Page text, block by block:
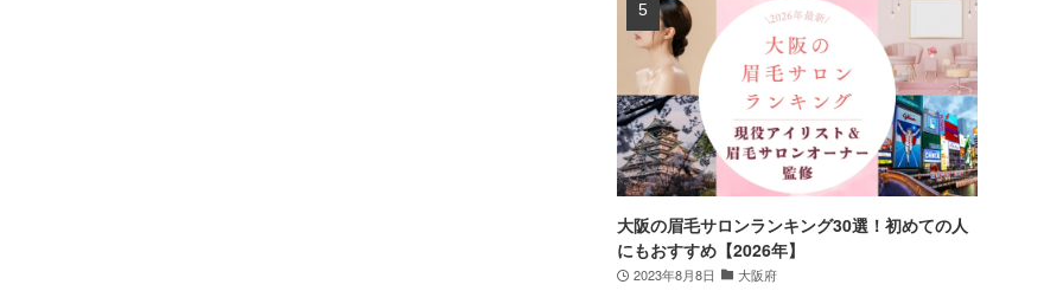
大阪の眉毛サロンランキング30選！初めての人
にもおすすめ【2026年】
2023年8月8日 大阪府